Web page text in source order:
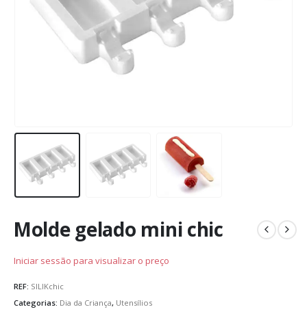
Molde gelado mini chic
Iniciar sessão para visualizar o preço
REF: SILIKchic
Categorias: Dia da Criança, Utensílios